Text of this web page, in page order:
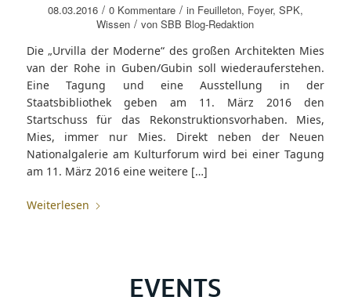
08.03.2016 / 0 Kommentare / in Feuilleton, Foyer, SPK,
Wissen / vonSBB Blog-Redaktion
Die „Urvilla der Moderne“ des großen Architekten Mies
van der Rohe in Guben/Gubin soll wiederauferstehen.
Eine Tagung und eine Ausstellung in der
Staatsbibliothek geben am 11. März 2016 den
Startschuss für das Rekonstruktionsvorhaben. Mies,
Mies, immer nur Mies. Direkt neben der Neuen
Nationalgalerie am Kulturforum wird bei einer Tagung
am 11. März 2016 eine weitere […]
Weiterlesen
EVENTS